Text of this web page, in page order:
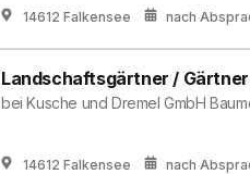
14612 Falkensee nach
Landschaftsgärtner /
beiKusche und Dremel GmbH
14612 Falkensee nach